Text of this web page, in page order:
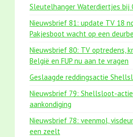
Sleutelhanger Waterdiertjes bij
Nieuwsbrief 81: update TV 18
Pakjesboot wacht op een
Nieuwsbrief 80: TV optredens,
België en FUP nu aan te vragen
Geslaagde reddingsactie
Nieuwsbrief 79: Shellsloot-actie
aankondiging
Nieuwsbrief 78: veenmol,
een zeelt